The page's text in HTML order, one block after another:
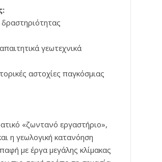
δραστηριότητας
γεωτεχνικά
αστοχίες παγκόσμιας
«ζωντανό εργαστήριο»,
η γεωλογική κατανόηση
με έργα μεγάλης κλίμακας